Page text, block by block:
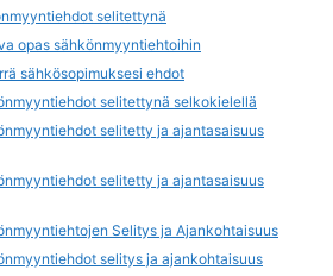
selitettynä
opas sähkönmyyntiehtoihin
sähkösopimuksesi ehdot
selitettynä selkokielellä
selitetty ja ajantasaisuus
selitetty ja ajantasaisuus
Selitys ja Ajankohtaisuus
selitys ja ajankohtaisuus